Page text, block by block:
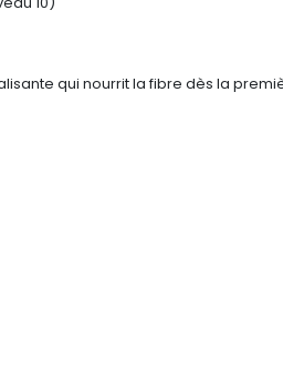
qui nourrit la fibre dès la